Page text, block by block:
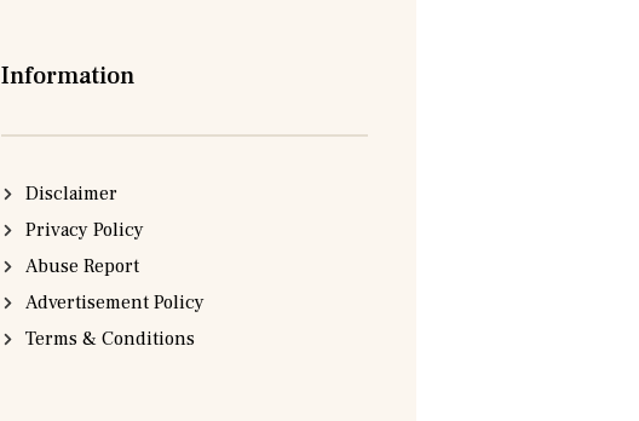
Information
Disclaimer
Privacy Policy
Abuse Report
Advertisement Policy
Terms & Conditions